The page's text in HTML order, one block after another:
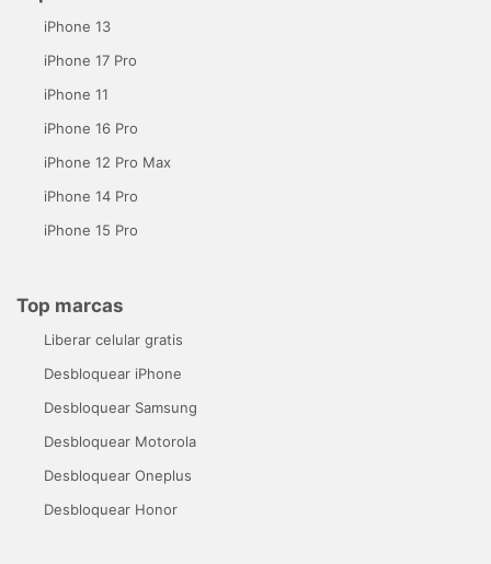
iPhone 13
iPhone 17 Pro
iPhone 11
iPhone 16 Pro
iPhone 12 Pro Max
iPhone 14 Pro
iPhone 15 Pro
Top marcas
Liberar celular gratis
Desbloquear iPhone
Desbloquear Samsung
Desbloquear Motorola
Desbloquear Oneplus
Desbloquear Honor